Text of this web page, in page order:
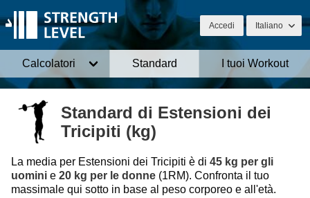
Accedi Italiano
Calcolatori Standard I tuoi Workout
Standard di Estensioni dei
Tricipiti (kg)
La media per Estensioni dei Tricipiti è di 45 kg per gli
uomini e 20 kg per le donne (1RM). Confronta il tuo
massimale qui sotto in base al peso corporeo e all'età.